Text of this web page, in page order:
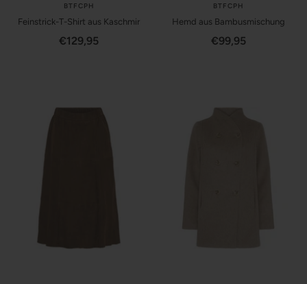
BTFCPH
Feinstrick-T-Shirt aus Kaschmir
Angebotspreis
€129,95
BTFCPH
Hemd aus Bambusmischung
Angebotspreis
€99,95